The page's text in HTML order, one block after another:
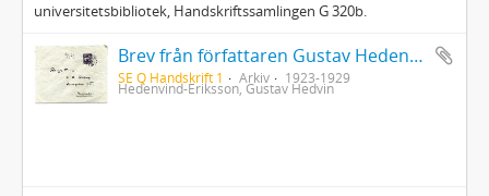
universitetsbibliotek, Handskriftssamlingen G 320b.
Brev från författaren Gustav Hedenvind-Eriksson
SE Q Handskrift 1 Arkiv 1923-1929
Hedenvind-Eriksson, Gustav Hedvin